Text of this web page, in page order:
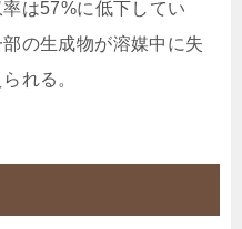
は57%に低下してい
の生成物が溶媒中に失
れる。